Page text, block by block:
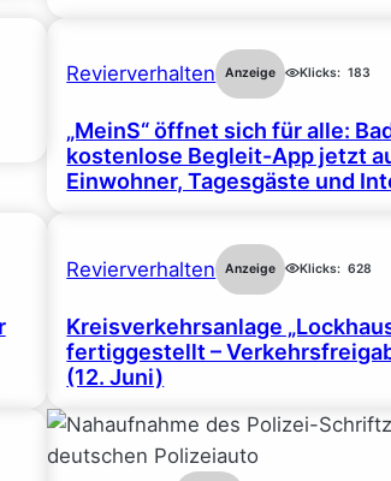
Revierverhalten Anzeige Klicks: 183
„MeinS“ öffnet sich für alle:
kostenlose Begleit-App jetzt
Einwohner, Tagesgäste und
Revierverhalten Anzeige Klicks: 628
Kreisverkehrsanlage
fertiggestellt –
(12. Juni)